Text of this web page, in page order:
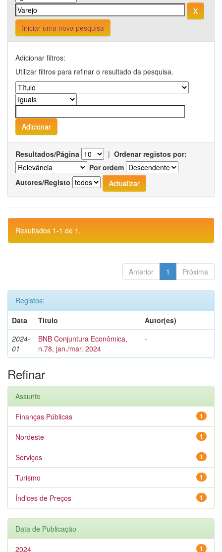
Iniciar uma nova pesquisa
Adicionar filtros:
Utilizar filtros para refinar o resultado da pesquisa.
Resultados/Página | Ordenar registos por:
Por ordem
Autores/Registo
Resultados 1-1 de 1.
Anterior 1 Próxima
Registos:
Data
Título
Autor(es)
2024-
01
BNB Conjuntura Econômica,
n.78, jan./mar. 2024
-
Refinar
Assunto
1
Finanças Públicas
1
Nordeste
1
Serviços
1
Turismo
1
Índices de Preços
Data de Publicação
1
2024